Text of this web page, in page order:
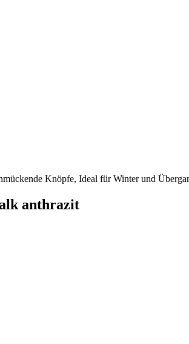
Knöpfe, Ideal für Winter und
anthrazit